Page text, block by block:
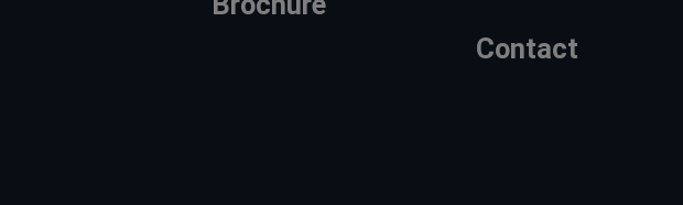
Contact